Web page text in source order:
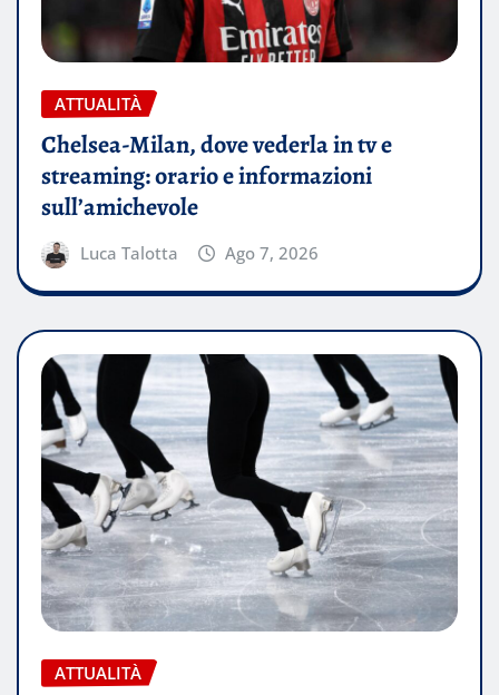
ATTUALITÀ
Chelsea-Milan, dove vederla in tv e
streaming: orario e informazioni
sull’amichevole
Luca Talotta Ago 7, 2026
ATTUALITÀ